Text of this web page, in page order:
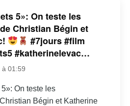
5»: On teste les
Christian Bégin et
#7jours #film
#katherinelevac…
à 01:59
On teste les
Bégin et Katherine